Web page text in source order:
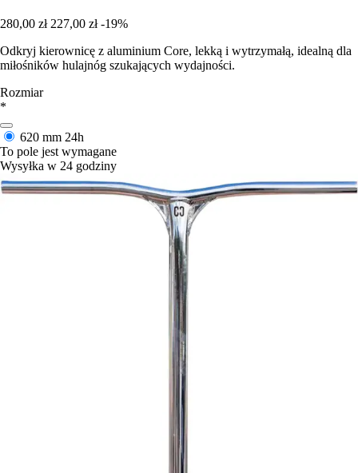
280,00 zł 227,00 zł -19%
Odkryj kierownicę z aluminium Core, lekką i wytrzymałą, idealną dla
miłośników hulajnóg szukających wydajności.
Rozmiar
*
620 mm 24h
To pole jest wymagane
Wysyłka w 24 godziny